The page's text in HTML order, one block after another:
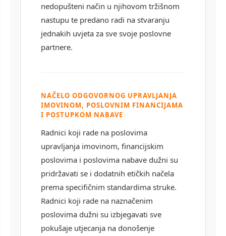
nedopušteni način u njihovom tržišnom
nastupu te predano radi na stvaranju
jednakih uvjeta za sve svoje poslovne
partnere.
NAČELO ODGOVORNOG UPRAVLJANJA
IMOVINOM, POSLOVNIM FINANCIJAMA
I POSTUPKOM NABAVE
Radnici koji rade na poslovima
upravljanja imovinom, financijskim
poslovima i poslovima nabave dužni su
pridržavati se i dodatnih etičkih načela
prema specifičnim standardima struke.
Radnici koji rade na naznačenim
poslovima dužni su izbjegavati sve
pokušaje utjecanja na donošenje